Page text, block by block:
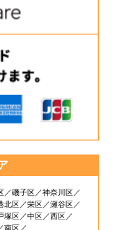
磯子区
神奈川区
北区 栄区
瀬谷区
塚区 中区
西区
南区